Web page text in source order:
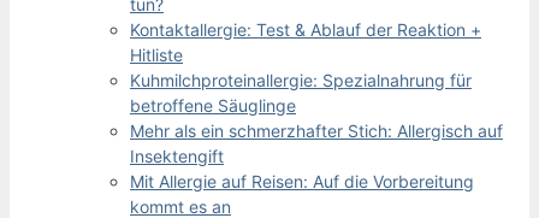
Kontaktallergie: Test & Ablauf der Reaktion +
Hitliste
Kuhmilchproteinallergie: Spezialnahrung für
betroffene Säuglinge
Mehr als ein schmerzhafter Stich: Allergisch auf
Insektengift
Mit Allergie auf Reisen: Auf die Vorbereitung
kommt es an